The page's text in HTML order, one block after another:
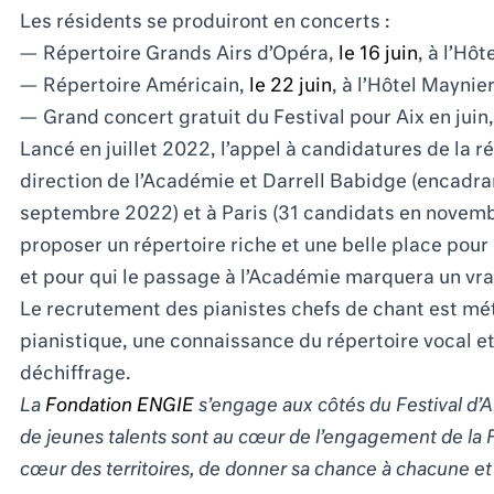
Les résidents se produiront en concerts :
Répertoire Grands Airs d’Opéra, le 16 juin, à
Répertoire Américain, le 22 juin, à l’Hôtel
Grand concert gratuit du Festival pour Aix en
Lancé en juillet 2022, l’appel à candidatures de la
direction de l’Académie et Darrell Babidge
septembre 2022) et à Paris (31 candidats en
proposer un répertoire riche et une belle place
et pour qui le passage à l’Académie marquera un
Le recrutement des pianistes chefs de chant est
pianistique, une connaissance du répertoire vocal
déchiffrage.
La Fondation ENGIE s’engage aux côtés du Festival
de jeunes talents sont au cœur de l’engagement de la
cœur des territoires, de donner sa chance à chacune